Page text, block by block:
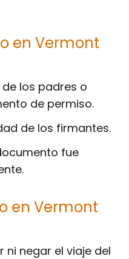
en Vermont
los padres o
de permiso.
de los firmantes.
fue
en Vermont
ni negar el viaje del